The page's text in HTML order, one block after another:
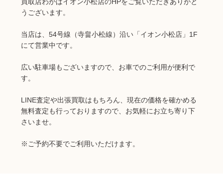
うございます。
当店は、54号線（寺畠小松線）沿い「イオン小松店」1F
にて営業中です。
広い駐車場もございますので、お車でのご利用が便利で
す。
LINE査定や出張買取はもちろん、現在の価格を確かめる
無料査定も行っておりますので、お気軽にお立ち寄り下
さいませ。
※ご予約不要でご利用いただけます。